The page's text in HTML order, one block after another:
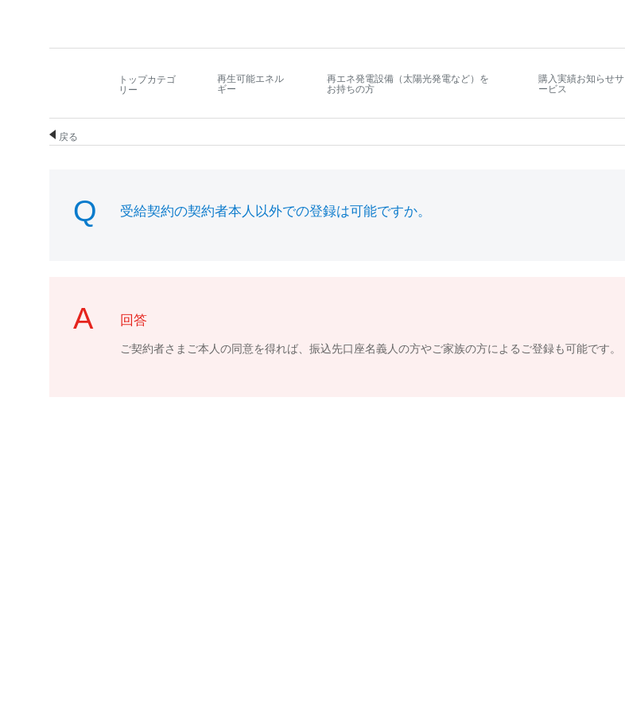
トップカテゴ
リー
再生可能エネル
ギー
再エネ発電設備（太陽光発電など）を
お持ちの方
購入実績お知らせサ
ービス
戻る
受給契約の契約者本人以外での登録は可能ですか。
回答
ご契約者さまご本人の同意を得れば、振込先口座名義人の方やご家族の方によるご登録も可能です。